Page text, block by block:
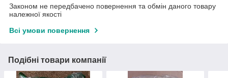
Законом не передбачено повернення та обмін даного товару
належної якості
Всі умови повернення
Подібні товари компанії